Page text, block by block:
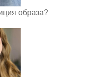
образа?